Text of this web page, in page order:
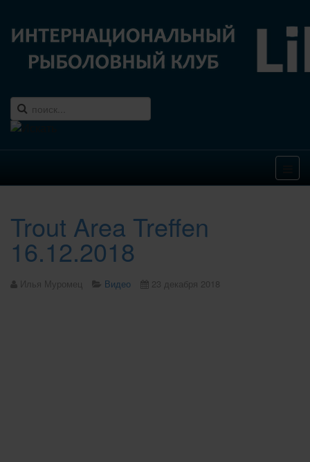
Trout Area Treffen
16.12.2018
Илья Муромец Видео 23 декабря 2018